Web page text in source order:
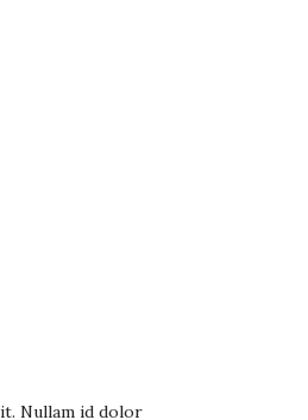
Nullam id dolor